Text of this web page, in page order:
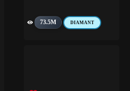
73.5M DIAMANT